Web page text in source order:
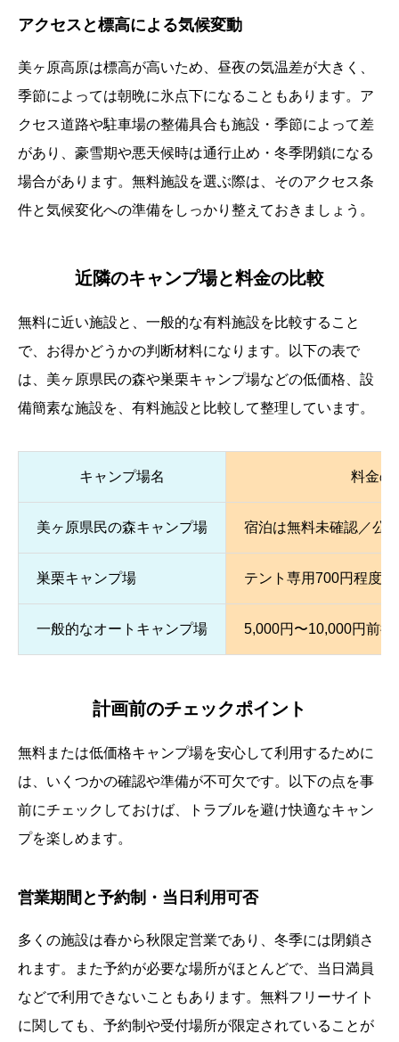
アクセスと標高による気候変動
美ヶ原高原は標高が高いため、昼夜の気温差が大きく、
季節によっては朝晩に氷点下になることもあります。ア
クセス道路や駐車場の整備具合も施設・季節によって差
があり、豪雪期や悪天候時は通行止め・冬季閉鎖になる
場合があります。無料施設を選ぶ際は、そのアクセス条
件と気候変化への準備をしっかり整えておきましょう。
近隣のキャンプ場と料金の比較
無料に近い施設と、一般的な有料施設を比較すること
で、お得かどうかの判断材料になります。以下の表で
は、美ヶ原県民の森や巣栗キャンプ場などの低価格、設
備簡素な施設を、有料施設と比較して整理しています。
キャンプ場名 料金の
美ヶ原県民の森キャンプ場 宿泊は無料未確認／公
巣栗キャンプ場 テント専用700円程度
一般的なオートキャンプ場 5,000円〜10,000円前後
計画前のチェックポイント
無料または低価格キャンプ場を安心して利用するために
は、いくつかの確認や準備が不可欠です。以下の点を事
前にチェックしておけば、トラブルを避け快適なキャン
プを楽しめます。
営業期間と予約制・当日利用可否
多くの施設は春から秋限定営業であり、冬季には閉鎖さ
れます。また予約が必要な場所がほとんどで、当日満員
などで利用できないこともあります。無料フリーサイト
に関しても、予約制や受付場所が限定されていることが